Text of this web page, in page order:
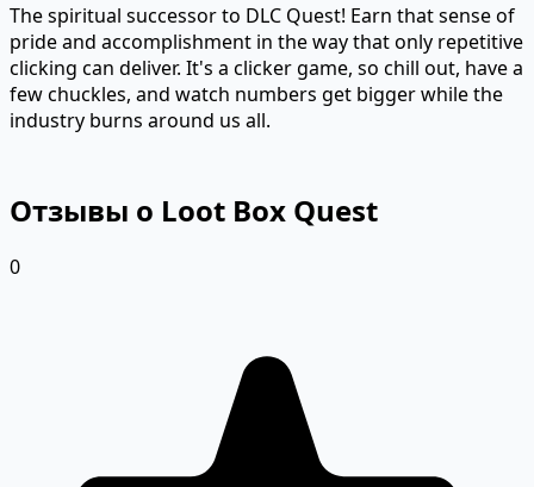
The spiritual successor to DLC Quest! Earn that sense of
pride and accomplishment in the way that only repetitive
clicking can deliver. It's a clicker game, so chill out, have a
few chuckles, and watch numbers get bigger while the
industry burns around us all.
Отзывы о Loot Box Quest
0